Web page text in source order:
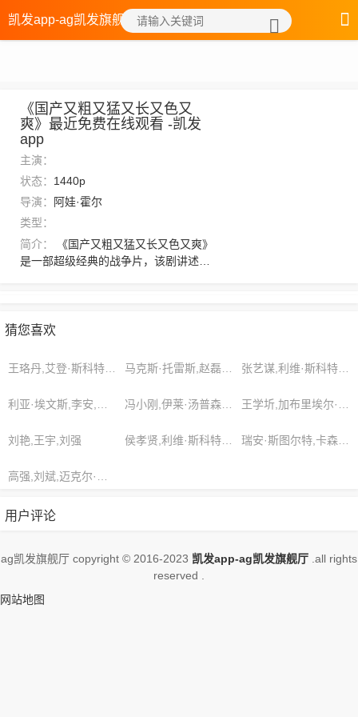
凯发app-ag凯发旗舰厅
《国产又粗又猛又长又色又
爽》最近免费在线观看 -凯发
app
主演：
状态： 1440p
导演：
阿娃·霍尔
类型：
简介：
是一部超级经典的战争片，该剧讲述
今修炼界大多道境宗门都属于此列。，
的网站
猜您喜欢
马克斯·托雷斯,赵磊,陈凯歌 张艺谋,利维·斯科特,张健
冯小刚,伊莱·汤普森,刘鹏
刘艳,王宇,刘强 侯孝贤,利维·斯科特,亚当·斯密斯 瑞安·斯图尔特,卡森·库克,赵磊
用户评论
ag凯发旗舰厅 copyright © 2016-2023 凯发app-ag凯发旗舰厅 .all rights
reserved .
网站地图